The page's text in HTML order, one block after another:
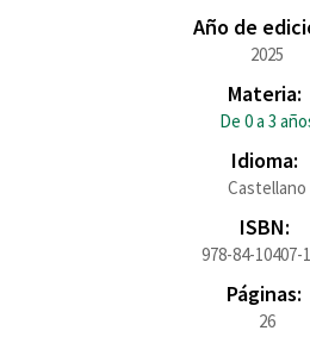
Año de
2025
Materia:
De 0 a 3
Idioma:
Castellano
ISBN:
978-84-10407-
Páginas:
26